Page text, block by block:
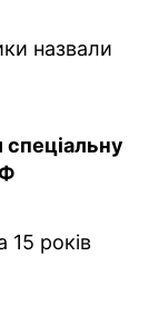
назвали
спеціальну
15 років